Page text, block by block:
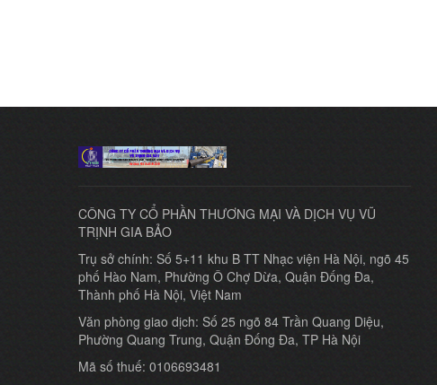
CÔNG TY CỔ PHẦN THƯƠNG MẠI VÀ DỊCH VỤ VŨ
TRỊNH GIA BẢO
Trụ sở chính: Số 5+11 khu B TT Nhạc viện Hà Nội, ngõ 45
phố Hào Nam, Phường Ô Chợ Dừa, Quận Đống Đa,
Thành phố Hà Nội, Việt Nam
Văn phòng giao dịch: Số 25 ngõ 84 Trần Quang Diệu,
Phường Quang Trung, Quận Đống Đa, TP Hà Nội
Mã số thuế: 0106693481